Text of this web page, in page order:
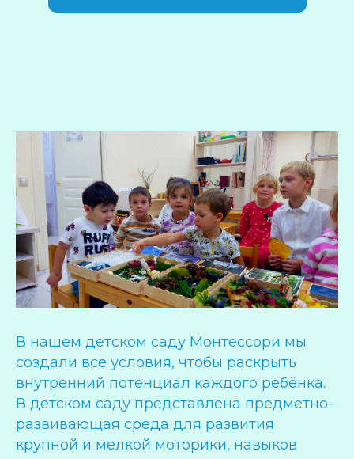
В нашем детском саду Монтессори мы
создали все условия, чтобы раскрыть
внутренний потенциал каждого ребёнка.
В детском саду представлена предметно-
развивающая среда для развития
крупной и мелкой моторики, навыков